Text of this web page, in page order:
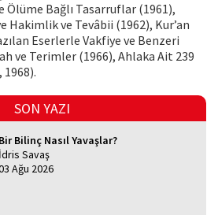
Ölüme Bağlı Tasarruflar (1961),
Hakimlik ve Tevâbii (1962), Kur’an
Eserlerle Vakfiye ve Benzeri
ve Terimler (1966), Ahlaka Ait 239
SON YAZI
Bir Bilinç Nasıl Yavaşlar?
İdris Savaş
Ağu 2026